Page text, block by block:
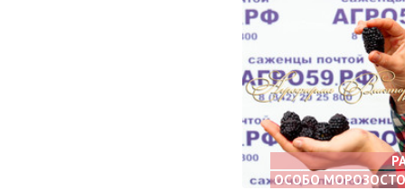
ОСОБО